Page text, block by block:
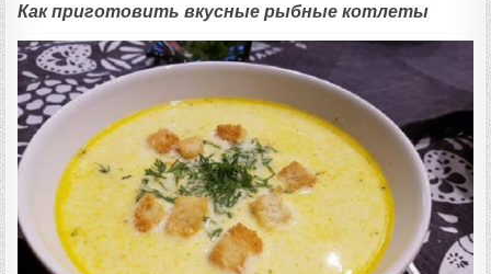
Как приготовить вкусные рыбные котлеты